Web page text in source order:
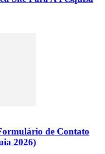
de Contato
2026)